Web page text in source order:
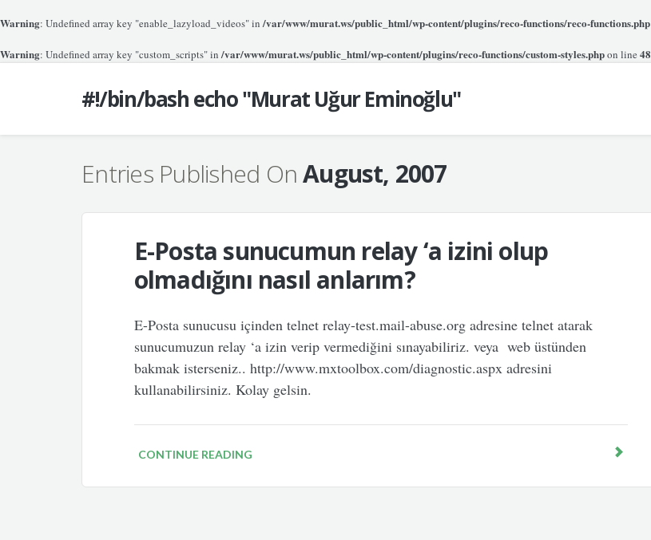
Warning: Undefined array key "enable_lazyload_videos" in/var/www/murat.ws/public_html/wp-content/plugins/reco-functions/reco-functions.php
Warning: Undefined array key "custom_scripts" in/var/www/murat.ws/public_html/wp-content/plugins/reco-functions/custom-styles.phpon line 48
#!/bin/bash echo "Murat Uğur Eminoğlu"
Entries Published OnAugust, 2007
E-Posta sunucumun relay ‘a izini olup
olmadığını nasıl anlarım?
E-Posta sunucusu içinden telnet relay-test.mail-abuse.org adresine telnet atarak
sunucumuzun relay ‘a izin verip vermediğini sınayabiliriz. veya web üstünden
bakmak isterseniz.. http://www.mxtoolbox.com/diagnostic.aspx adresini
kullanabilirsiniz. Kolay gelsin.
CONTINUE READING